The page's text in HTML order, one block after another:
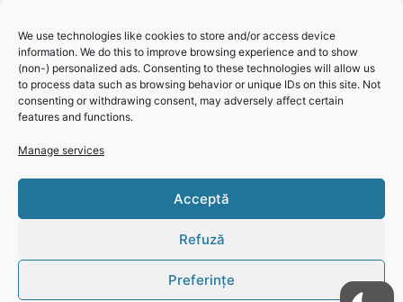
We use technologies like cookies to store and/or access device
information. We do this to improve browsing experience and to show
(non-) personalized ads. Consenting to these technologies will allow us
to process data such as browsing behavior or unique IDs on this site. Not
consenting or withdrawing consent, may adversely affect certain
features and functions.
Manage services
Acceptă
Refuză
Preferințe
Primăria Năvodari va acorda și în acest an tichete sociale
Click 'I